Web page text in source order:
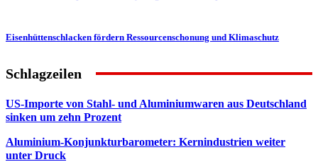
Eisenhüttenschlacken fördern Ressourcenschonung und Klimaschutz
Schlagzeilen
US-Importe von Stahl- und Aluminiumwaren aus Deutschland
sinken um zehn Prozent
Aluminium-Konjunkturbarometer: Kernindustrien weiter
unter Druck